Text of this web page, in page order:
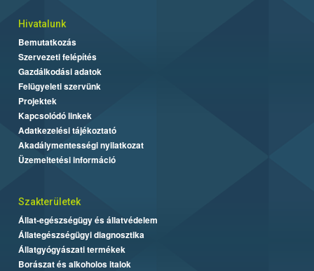
Hivatalunk
Bemutatkozás
Szervezeti felépítés
Gazdálkodási adatok
Felügyeleti szervünk
Projektek
Kapcsolódó linkek
Adatkezelési tájékoztató
Akadálymentességi nyilatkozat
Üzemeltetési információ
Szakterületek
Állat-egészségügy és állatvédelem
Állategészségügyi diagnosztika
Állatgyógyászati termékek
Borászat és alkoholos italok